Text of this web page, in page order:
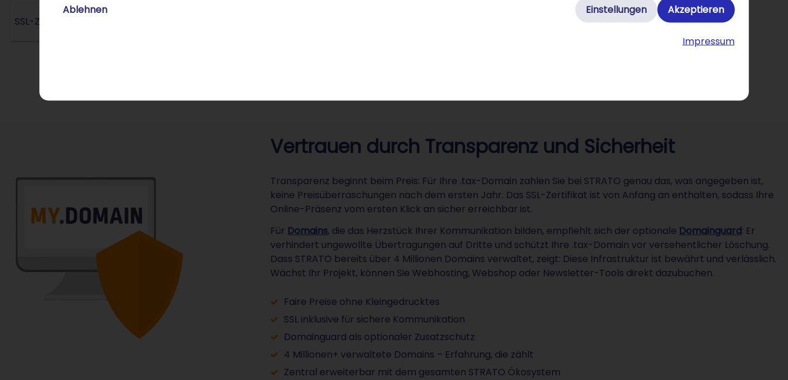
Ablehnen Einstellungen Akzeptieren
Impressum
SSL-Zertifikat
Vertrauen durch Transparenz und Sicherheit
Transparenz beginnt beim Preis: Für Ihre .tax-Domain zahlen Sie bei STRATO genau das, was angegeben ist,
keine Preisüberraschungen nach dem ersten Jahr. Das SSL-Zertifikat ist von Anfang an enthalten, sodass Ihre
Online-Präsenz vom ersten Klick an sicher erreichbar ist.
Für Domains, die das Herzstück Ihrer Kommunikation bilden, empfiehlt sich der optionale Domainguard: Er
verhindert ungewollte Übertragungen auf Dritte und schützt Ihre .tax-Domain vor versehentlicher Löschung.
Dass STRATO bereits über 4 Millionen Domains verwaltet, zeigt: Diese Infrastruktur ist bewährt und verlässlich.
Wächst Ihr Projekt, können Sie Webhosting, Webshop oder Newsletter-Tools direkt dazubuchen.
Faire Preise ohne Kleingedrucktes
SSL inklusive für sichere Kommunikation
Domainguard als optionaler Zusatzschutz
4 Millionen+ verwaltete Domains – Erfahrung, die zählt
Zentral erweiterbar mit dem gesamten STRATO Ökosystem